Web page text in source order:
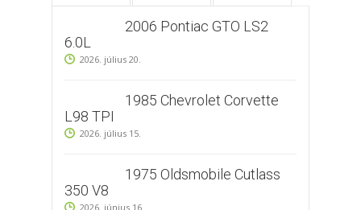
2006 Pontiac GTO LS2
6.0L
2026. július 20.
1985 Chevrolet Corvette
L98 TPI
2026. július 15.
1975 Oldsmobile Cutlass
350 V8
2026. június 16.